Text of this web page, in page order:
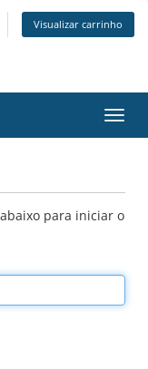
Visualizar carrinho
para iniciar o